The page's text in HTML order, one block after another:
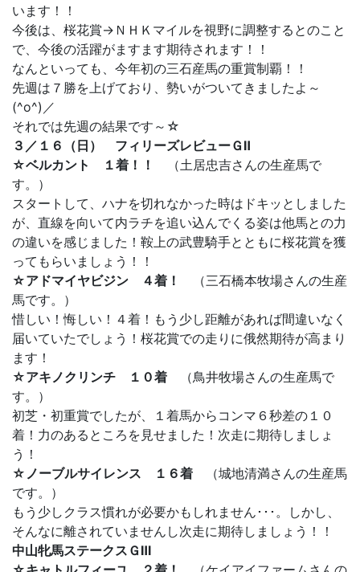
います！！
今後は、桜花賞→ＮＨＫマイルを視野に調整するとのこと
で、今後の活躍がますます期待されます！！
なんといっても、今年初の三石産馬の重賞制覇！！
先週は７勝を上げており、勢いがついてきましたよ～
(^o^)／
それでは先週の結果です～☆
３／１６（日） フィリーズレビューＧⅡ
☆ベルカント １着！！
（土居忠吉さんの生産馬で
す。）
スタートして、ハナを切れなかった時はドキッとしました
が、直線を向いて内ラチを追い込んでくる姿は他馬との力
の違いを感じました！鞍上の武豊騎手とともに桜花賞を獲
ってもらいましょう！！
☆アドマイヤビジン ４着！
（三石橋本牧場さんの生産
馬です。）
惜しい！悔しい！４着！もう少し距離があれば間違いなく
届いていたでしょう！桜花賞での走りに俄然期待が高まり
ます！
☆アキノクリンチ １０着 （鳥井牧場さんの生産馬で
す。）
初芝・初重賞でしたが、１着馬からコンマ６秒差の１０
着！力のあるところを見せました！次走に期待しましょ
う！
☆ノーブルサイレンス １６着 （城地清満さんの生産馬
です。）
もう少しクラス慣れが必要かもしれません･･･。しかし、
そんなに離されていませんし次走に期待しましょう！！
中山牝馬ステークスＧⅢ